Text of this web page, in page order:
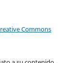
Commons